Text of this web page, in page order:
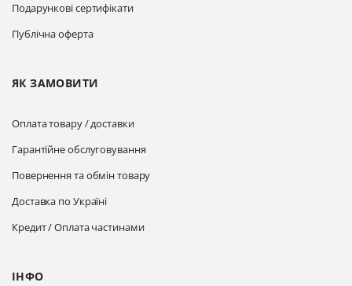
Подарункові сертифікати
Публічна оферта
ЯК ЗАМОВИТИ
Оплата товару / доставки
Гарантійне обслуговування
Повернення та обмін товару
Доставка по Україні
Кредит / Оплата частинами
ІНФО